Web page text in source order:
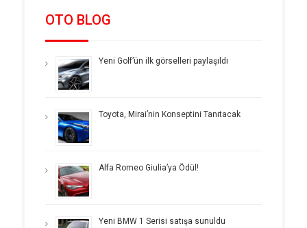
OTO BLOG
Yeni Golf’ün ilk görselleri paylaşıldı
Toyota, Mirai’nin Konseptini Tanıtacak
Alfa Romeo Giulia’ya Ödül!
Yeni BMW 1 Serisi satışa sunuldu